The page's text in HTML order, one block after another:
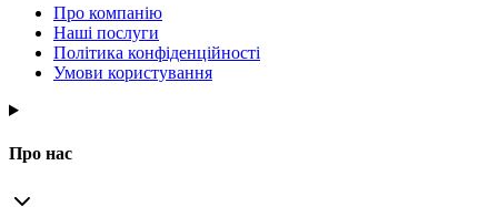
Про компанію
Наші послуги
Політика конфіденційності
Умови користування
Про нас